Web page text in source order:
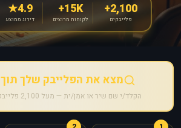
2,100+
פלייבקים
15K+
לקוחות מרוצים
4.9★
דירוג ממוצע
מצא את הפלייבק שלך תוך 30 שניות
הקלד/י שם שיר או אמן/ית — מעל 2,100 פלייבקים באיכות אולפן